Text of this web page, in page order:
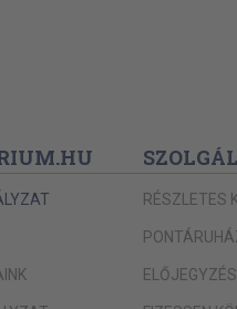
RÉSZLETES
ELŐJEGYZÉS